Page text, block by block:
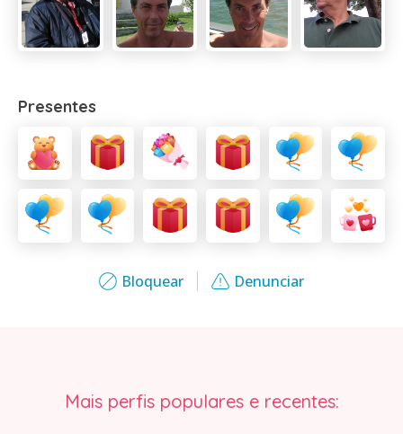
Bloquear Denunciar
Presentes
Mais perfis populares e recentes: